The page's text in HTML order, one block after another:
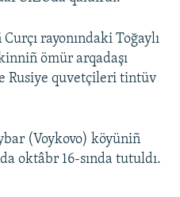
rayonındaki Toğaylı
ömür arqadaşı
Rusiye quvetçileri tintüv
(Voykovo) köyüniñ
oktâbr 16-sında tutuldı.